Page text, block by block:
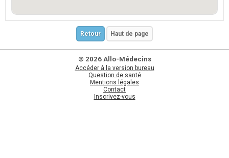
Retour Haut de page
© 2026 Allo-Médecins
Accéder à la version bureau
Question de santé
Mentions légales
Contact
Inscrivez-vous